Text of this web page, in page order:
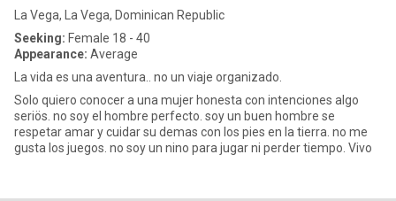
La Vega, La Vega, Dominican Republic
Seeking: Female 18 - 40
Appearance: Average
La vida es una aventura.. no un viaje organizado.
Solo quiero conocer a una mujer honesta con intenciones algo
seriös. no soy el hombre perfecto. soy un buen hombre se
respetar amar y cuidar su demas con los pies en la tierra. no me
gusta los juegos. no soy un nino para jugar ni perder tiempo. Vivo